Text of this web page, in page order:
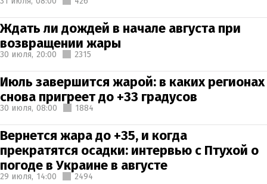
Ждать ли дождей в начале августа при
возвращении жары
30 июля, 20:00 2315
Июль завершится жарой: в каких регионах
снова пригреет до +33 градусов
30 июля, 08:00 1884
Вернется жара до +35, и когда
прекратятся осадки: интервью с Птухой о
погоде в Украине в августе
29 июля, 14:00 2494